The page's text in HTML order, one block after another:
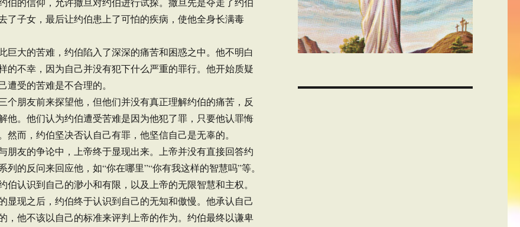
了子女，最后让约伯患上了可怕的疾病，使他全身长满毒
巨大的苦难，约伯陷入了深深的痛苦和困惑之中。他不明白
的不幸，因为自己并没有犯下什么严重的罪行。他开始质疑
遭受的苦难是不合理的。
个朋友前来探望他，但他们并没有真正理解约伯的痛苦，反
他。他们认为约伯遭受苦难是因为他犯了罪，只要他认罪悔
然而，约伯坚决否认自己有罪，他坚信自己是无辜的。
朋友的争论中，上帝终于显现出来。上帝并没有直接回答约
列的反问来回应他，如“你在哪里”“你有我这样的智慧吗”等。
伯认识到自己的渺小和有限，以及上帝的无限智慧和主权。
显现之后，约伯终于认识到自己的无知和傲慢。他承认自己
，他不该以自己的标准来评判上帝的作为。约伯最终以谦卑